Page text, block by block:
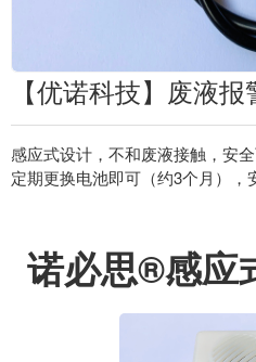
【优诺科技】废液
感应式设计，不和废液接触，安
定期更换电池即可（约3个月），
诺必思®感应